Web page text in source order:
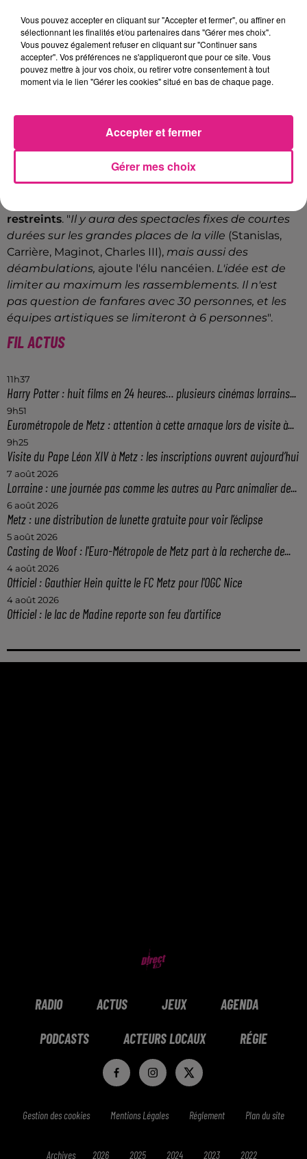
visitera les différentes écoles de Nancy.
Puis les célébrations se poursuivront de manière plus
artistique lors des deux week-ends précédant Noël.
Ainsi,une vingtaine de spectaclesse joueront les 11,
prochains. "105 artistes seront présents dans les rues
lors du premier week-end, et 88 lors du second
précise Bertrand Masson.
Et pour empêcher la tenue d'attroupements au
coeur d'une période sanitaire toujours critique, ces
restreints. "Il y aura des spectacles fixes de courtes
durées sur les grandes places de la ville (Stanislas,
Carrière, Maginot, Charles III), mais aussi des
déambulations, ajoute l'élu nancéien. L'idée est de
limiter au maximum les rassemblements. Il n'est
pas question de fanfares avec 30 personnes, et les
équipes artistiques se limiteront à 6 personnes".
FIL ACTUS
11h37
Harry Potter : huit films en 24 heures… plusieurs cinémas lorrains...
9h51
Eurométropole de Metz : attention à cette arnaque lors de visite à...
9h25
Visite du Pape Léon XIV à Metz : les inscriptions ouvrent aujourd’hui
7 août 2026
Lorraine : une journée pas comme les autres au Parc animalier de...
6 août 2026
Metz : une distribution de lunette gratuite pour voir l’éclipse
5 août 2026
Casting de Woof : l'Euro-Métropole de Metz part à la recherche de...
4 août 2026
Officiel : Gauthier Hein quitte le FC Metz pour l'OGC Nice
4 août 2026
Officiel : le lac de Madine reporte son feu d’artifice
RADIO ACTUS JEUX AGENDA
PODCASTS ACTEURS LOCAUX RÉGIE
Gestion des cookies Mentions Légales Réglement Plan du site
Archives 2026 2025 2024 2023 2022
Vous pouvez accepter en cliquant sur "Accepter et fermer", ou affiner en
sélectionnant les finalités et/ou partenaires dans "Gérer mes choix".
Vous pouvez également refuser en cliquant sur "Continuer sans
accepter". Vos préférences ne s'appliqueront que pour ce site. Vous
pouvez mettre à jour vos choix, ou retirer votre consentement à tout
moment via le lien "Gérer les cookies" situé en bas de chaque page.
Gérer mes choix
Accepter et fermer